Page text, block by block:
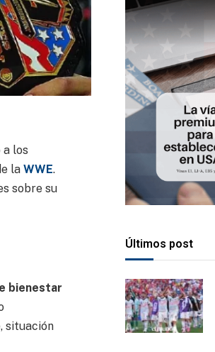
a los
la WWE.
sobre su
bienestar
situación
Últimos post